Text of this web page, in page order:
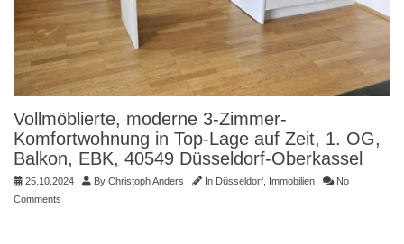
Vollmöblierte, moderne 3-Zimmer-
Komfortwohnung in Top-Lage auf Zeit, 1. OG,
Balkon, EBK, 40549 Düsseldorf-Oberkassel
25.10.2024 By Christoph Anders In Düsseldorf Immobilien
No
Comments